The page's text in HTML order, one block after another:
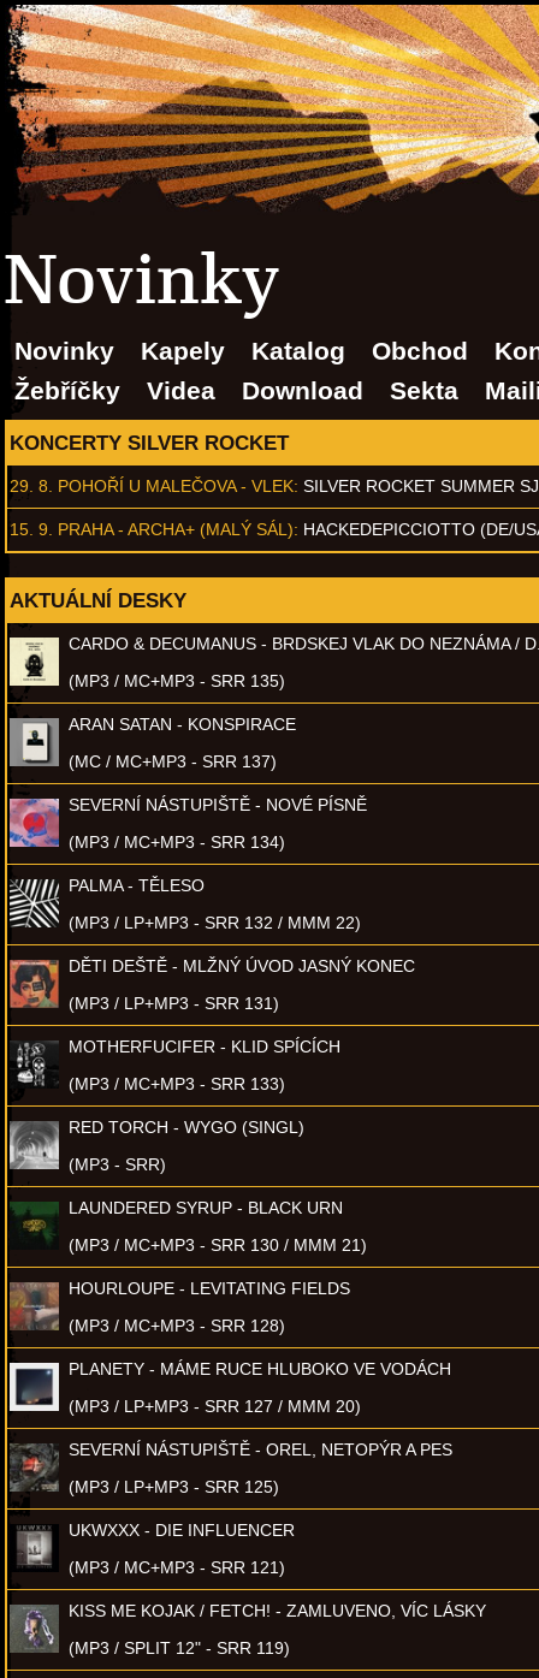
Novinky
Novinky Kapely Katalog Obchod
Žebříčky
Videa Download Sekta
KONCERTY SILVER ROCKET
29. 8. POHOŘÍ U MALEČOVA - VLEK: SILVER ROCKET SUMMER
15. 9. PRAHA - ARCHA+ (MALÝ SÁL): HACKEDEPICCIOTTO (DE/
AKTUÁLNÍ DESKY
CARDO & DECUMANUS - BRDSKEJ VLAK DO NEZNÁMA /
(MP3 / MC+MP3 - SRR 135)
ARAN SATAN - KONSPIRACE
(MC / MC+MP3 - SRR 137)
SEVERNÍ NÁSTUPIŠTĚ - NOVÉ PÍSNĚ
(MP3 / MC+MP3 - SRR 134)
PALMA - TĚLESO
(MP3 / LP+MP3 - SRR 132 / MMM 22)
DĚTI DEŠTĚ - MLŽNÝ ÚVOD JASNÝ KONEC
(MP3 / LP+MP3 - SRR 131)
MOTHERFUCIFER - KLID SPÍCÍCH
(MP3 / MC+MP3 - SRR 133)
RED TORCH - WYGO (SINGL)
(MP3 - SRR)
LAUNDERED SYRUP - BLACK URN
(MP3 / MC+MP3 - SRR 130 / MMM 21)
HOURLOUPE - LEVITATING FIELDS
(MP3 / MC+MP3 - SRR 128)
PLANETY - MÁME RUCE HLUBOKO VE VODÁCH
(MP3 / LP+MP3 - SRR 127 / MMM 20)
SEVERNÍ NÁSTUPIŠTĚ - OREL, NETOPÝR A PES
(MP3 / LP+MP3 - SRR 125)
UKWXXX - DIE INFLUENCER
(MP3 / MC+MP3 - SRR 121)
KISS ME KOJAK / FETCH! - ZAMLUVENO, VÍC LÁSKY
(MP3 / SPLIT 12" - SRR 119)